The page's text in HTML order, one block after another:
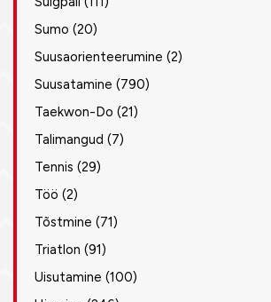
Sumo (20)
Suusaorienteerumine (2)
Suusatamine (790)
Taekwon-Do (21)
Talimangud (7)
Tennis (29)
Töö (2)
Tõstmine (71)
Triatlon (91)
Uisutamine (100)